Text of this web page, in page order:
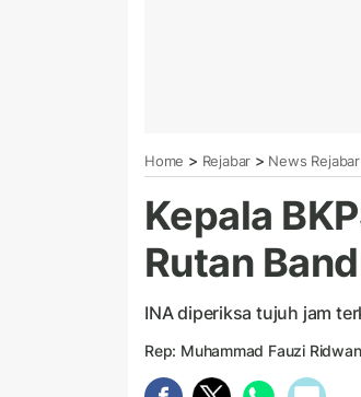
Home > Rejabar > News Rejabar
Kepala
Rutan
INA diperiksa tujuh jam
Rep: Muhammad Fauzi